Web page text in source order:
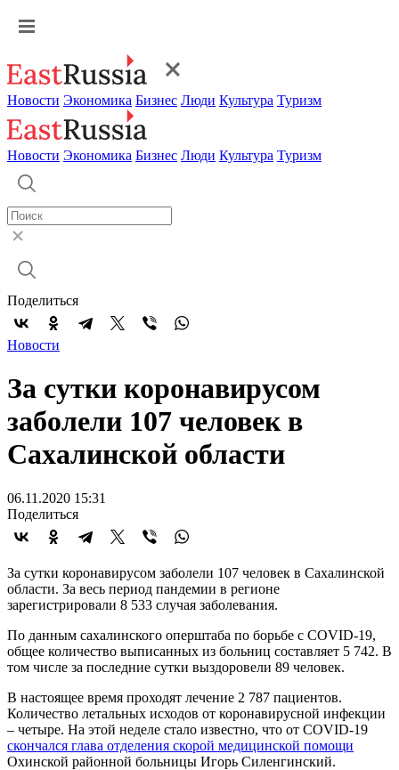
Новости Экономика Бизнес Люди Культура Туризм
Новости Экономика Бизнес Люди Культура Туризм
Поделиться
Новости
За сутки коронавирусом
заболели 107 человек в
Сахалинской области
06.11.2020 15:31
Поделиться
За сутки коронавирусом заболели 107 человек в Сахалинской
области. За весь период пандемии в регионе
зарегистрировали 8 533 случая заболевания.
По данным сахалинского оперштаба по борьбе с COVID-19,
общее количество выписанных из больниц составляет 5 742. В
том числе за последние сутки выздоровели 89 человек.
В настоящее время проходят лечение 2 787 пациентов.
Количество летальных исходов от коронавирусной инфекции
– четыре. На этой неделе стало известно, что от COVID-19
скончался глава отделения скорой медицинской помощи
Охинской районной больницы Игорь Силенгинский.